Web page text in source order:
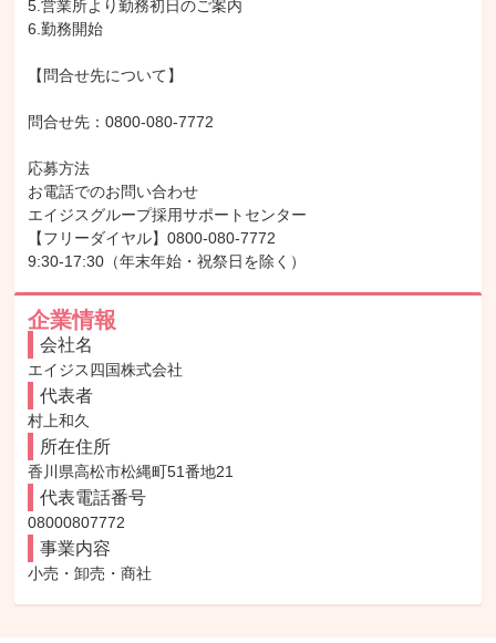
5.営業所より勤務初日のご案内
6.勤務開始
【問合せ先について】
問合せ先：0800-080-7772
応募方法
お電話でのお問い合わせ
エイジスグループ採用サポートセンター
【フリーダイヤル】0800-080-7772
9:30-17:30（年末年始・祝祭日を除く）
企業情報
会社名
エイジス四国株式会社
代表者
村上和久
所在住所
香川県高松市松縄町51番地21
代表電話番号
08000807772
事業内容
小売・卸売・商社